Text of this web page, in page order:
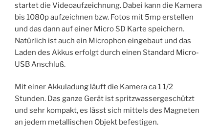
startet die Videoaufzeichnung. Dabei kann die Kamera
bis 1080p aufzeichnen bzw. Fotos mit 5mp erstellen
und das dann auf einer Micro SD Karte speichern.
Natürlich ist auch ein Microphon eingebaut und das
Laden des Akkus erfolgt durch einen Standard Micro-
USB Anschluß.
Mit einer Akkuladung läuft die Kamera ca 1 1/2
Stunden. Das ganze Gerät ist spritzwassergeschützt
und sehr kompakt, es lässt sich mittels des Magneten
an jedem metallischen Objekt befestigen.